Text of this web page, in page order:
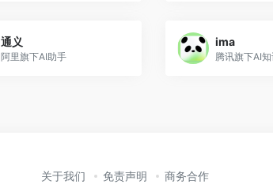
通义
阿里旗下AI助手
ima
腾讯旗下AI
关于我们 免责声明 商务合作